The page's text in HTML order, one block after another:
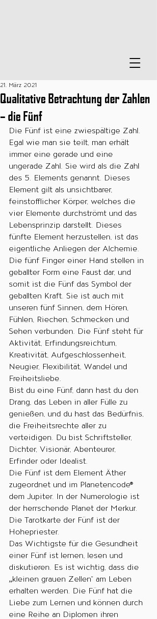
Qualitative Betrachtung der Zahlen
– die Fünf
21. März 2021
Die Fünf ist eine zwiespältige Zahl.
Egal wie man sie teilt, man erhält
immer eine gerade und eine
ungerade Zahl. Sie wird als die Zahl
des 5. Elements genannt. Dieses
Element gilt als unsichtbarer,
feinstofflicher Körper, welches die
vier Elemente durchströmt und das
Lebensprinzip darstellt. Dieses
fünfte Element herzustellen, ist das
eigentliche Anliegen der Alchemie.
Die fünf Finger einer Hand stellen in
geballter Form eine Faust dar, und
somit ist die Fünf das Symbol der
geballten Kraft. Sie ist auch mit
unseren fünf Sinnen, dem Hören,
Fühlen, Riechen, Schmecken und
Sehen verbunden. Die Fünf steht für
Aktivität, Erfindungsreichtum,
Kreativität, Aufgeschlossenheit,
Neugier, Flexibilität, Wandel und
Freiheitsliebe.
Bist du eine Fünf, dann hast du den
Drang, das Leben in aller Fülle zu
genießen, und du hast das Bedürfnis,
die Freiheitsrechte aller zu
verteidigen. Du bist Schriftsteller,
Dichter, Visionär, Abenteurer,
Erfinder oder Idealist.
Die Fünf ist dem Element Äther
zugeordnet und im Planetencode®
dem Jupiter. In der Numerologie ist
der herrschende Planet der Merkur.
Die Tarotkarte der Fünf ist der
Hohepriester.
Das Wichtigste für die Gesundheit
einer Fünf ist lernen, lesen und
diskutieren. Es ist wichtig, dass die
„kleinen grauen Zellen“ am Leben
erhalten werden. Die Fünf hat die
Liebe zum Lernen und können durch
eine Reihe an Diplomen ihren